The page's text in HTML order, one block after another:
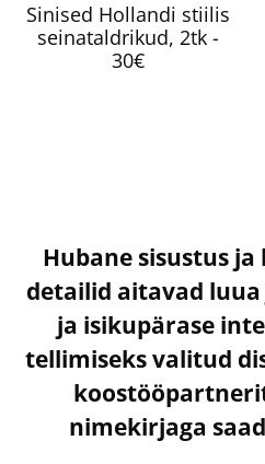
Sinised Hollandi stiilis
seinataldrikud, 2tk -
30€
Hubane sisustus
detailid aitavad luua
ja isikupärase
tellimiseks valitud
nimekirjaga